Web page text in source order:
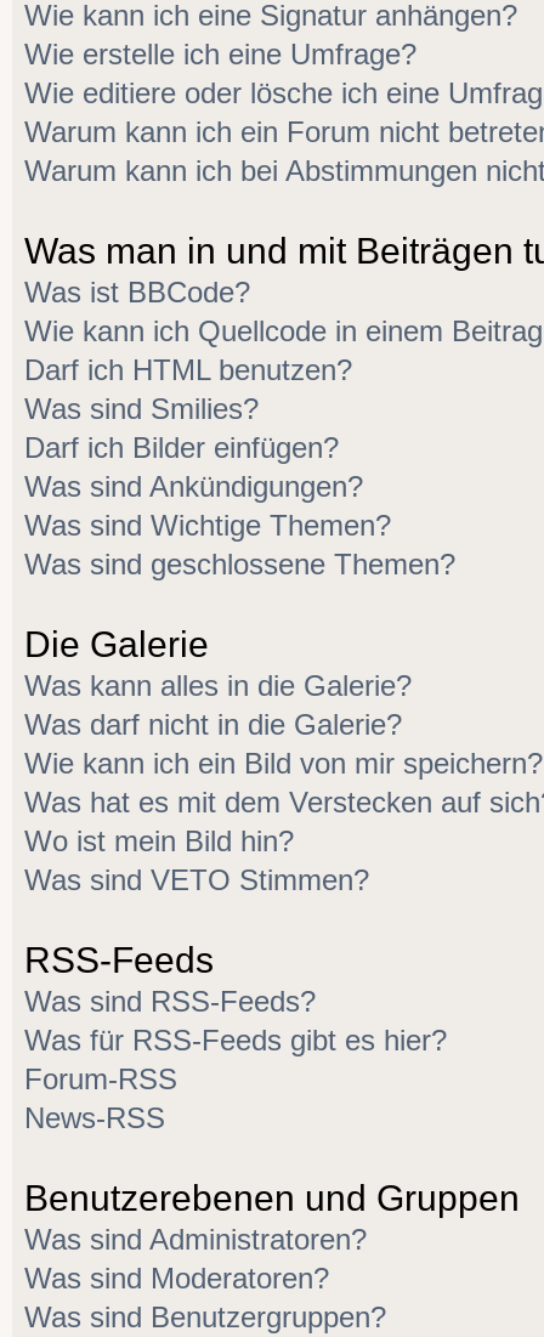
Wie kann ich eine Signatur anhängen?
Wie erstelle ich eine Umfrage?
Wie editiere oder lösche ich eine
Warum kann ich ein Forum nicht
Warum kann ich bei Abstimmungen
Was man in und mit Beiträgen
Was ist BBCode?
Wie kann ich Quellcode in einem
Darf ich HTML benutzen?
Was sind Smilies?
Darf ich Bilder einfügen?
Was sind Ankündigungen?
Was sind Wichtige Themen?
Was sind geschlossene Themen?
Die Galerie
Was kann alles in die Galerie?
Was darf nicht in die Galerie?
Wie kann ich ein Bild von mir speichern?
Was hat es mit dem Verstecken auf
Wo ist mein Bild hin?
Was sind VETO Stimmen?
RSS-Feeds
Was sind RSS-Feeds?
Was für RSS-Feeds gibt es hier?
Forum-RSS
News-RSS
Benutzerebenen und Gruppen
Was sind Administratoren?
Was sind Moderatoren?
Was sind Benutzergruppen?